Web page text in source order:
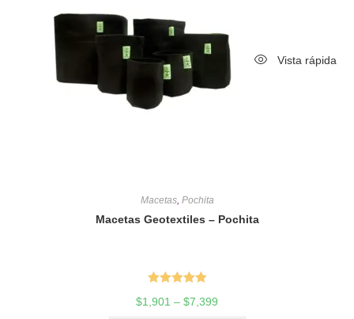
Vista rápida
Macetas, Pochita
Macetas Geotextiles – Pochita
$1,901 – $7,399